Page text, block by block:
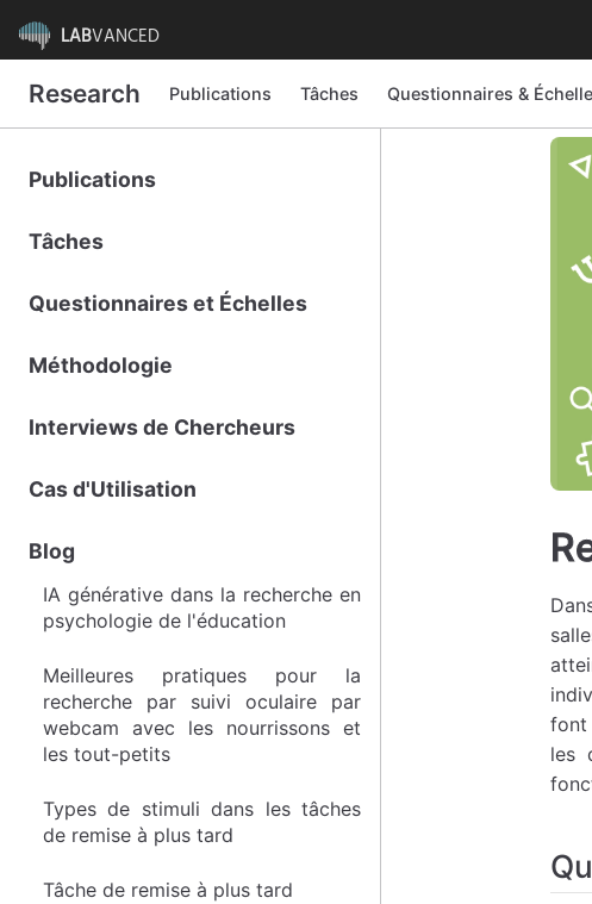
LABVANCED
Research Publications Tâches Questionnaires &
Publications
Tâches
Questionnaires et Échelles
Méthodologie
Interviews de Chercheurs
Cas d'Utilisation
Blog
IA générative dans la recherche en
psychologie de l'éducation
Meilleures pratiques pour la
recherche par suivi oculaire par
webcam avec les nourrissons et
les tout-petits
Types de stimuli dans les tâches
de remise à plus tard
Tâche de remise à plus tard
font
les